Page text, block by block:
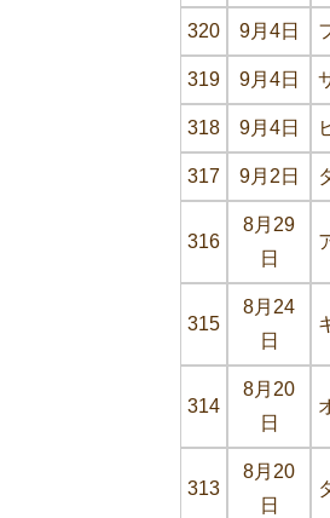
320 9月4日
319 9月4日
318 9月4日
317 9月2日
316
8月29
日
315
8月24
日
314
8月20
日
313
8月20
日